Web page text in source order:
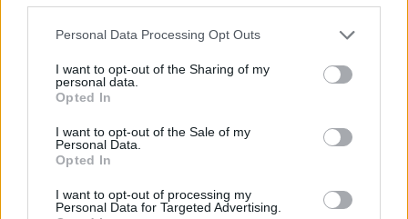
Please note that this website/app uses one or more Google
not limited to your visit or usage behaviour. You may click to
grant or deny consent to Google and its third-party tags to
use your data for below specified purposes in below Google
consent section.
Personal Data Processing Opt Outs
I want to opt-out of the Sharing of my
personal data.
Opted In
I want to opt-out of the Sale of my
Personal Data.
Opted In
I want to opt-out of processing my
Personal Data for Targeted Advertising.
Πανεπιστήμια – Διαγραφές
Υπουργική Απόφαση για τη
διάρκεια φοίτησης